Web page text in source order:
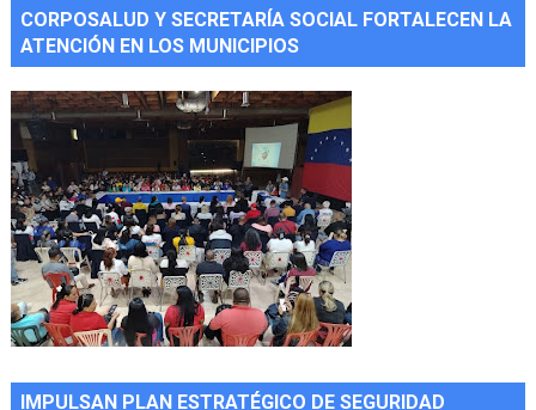
CORPOSALUD Y SECRETARÍA SOCIAL FORTALECEN LA
ATENCIÓN EN LOS MUNICIPIOS
IMPULSAN PLAN ESTRATÉGICO DE SEGURIDAD